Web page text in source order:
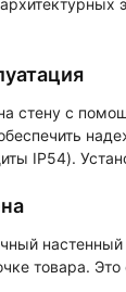
стену с
IP54).
настенный
товара.